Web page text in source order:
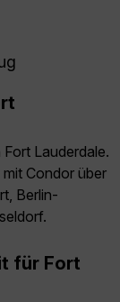
Lauderdale.
Condor über
Berlin-
für Fort